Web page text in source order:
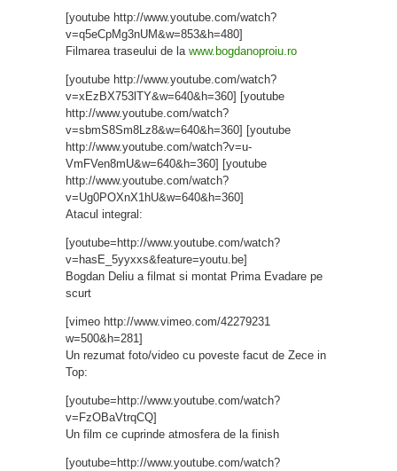
[youtube http://www.youtube.com/watch?
v=q5eCpMg3nUM&w=853&h=480]
Filmarea traseului de la www.bogdanoproiu.ro
[youtube http://www.youtube.com/watch?
v=xEzBX753lTY&w=640&h=360] [youtube
http://www.youtube.com/watch?
v=sbmS8Sm8Lz8&w=640&h=360] [youtube
http://www.youtube.com/watch?v=u-
VmFVen8mU&w=640&h=360] [youtube
http://www.youtube.com/watch?
v=Ug0POXnX1hU&w=640&h=360]
Atacul integral:
[youtube=http://www.youtube.com/watch?
v=hasE_5yyxxs&feature=youtu.be]
Bogdan Deliu a filmat si montat Prima Evadare pe
scurt
[vimeo http://www.vimeo.com/42279231
w=500&h=281]
Un rezumat foto/video cu poveste facut de Zece in
Top:
[youtube=http://www.youtube.com/watch?
v=FzOBaVtrqCQ]
Un film ce cuprinde atmosfera de la finish
[youtube=http://www.youtube.com/watch?